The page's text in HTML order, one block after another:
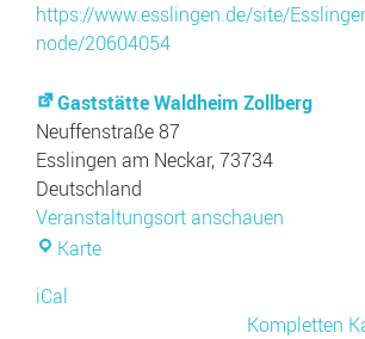
https://www.esslingen.de/site/
node/20604054
Gaststätte Waldheim Zollberg
Neuffenstraße 87
Esslingen am Neckar,73734
Deutschland
Veranstaltungsort anschauen
KarteGaststätte
iCal
Kompletten